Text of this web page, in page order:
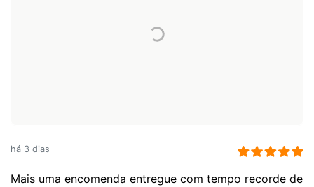
há 3 dias
Mais uma encomenda entregue com tempo recorde de